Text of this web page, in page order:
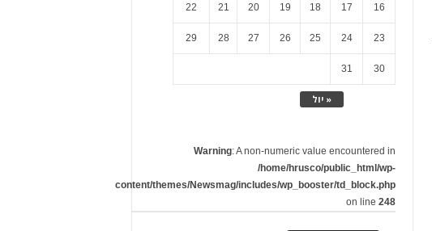
« יול
16
17
18
19
20
21
22
23
24
25
26
27
28
29
30
31
Warning: A non-numeric value encountered in
/home/hrusco/public_html/wp-
content/themes/Newsmag/includes/wp_booster/td_block.php
on line248